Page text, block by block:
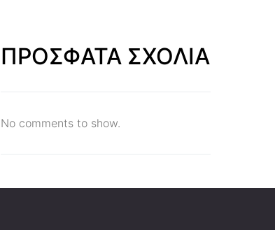
ΠΡΟΣΦΑΤΑ ΣΧΟΛΙΑ
No comments to show.